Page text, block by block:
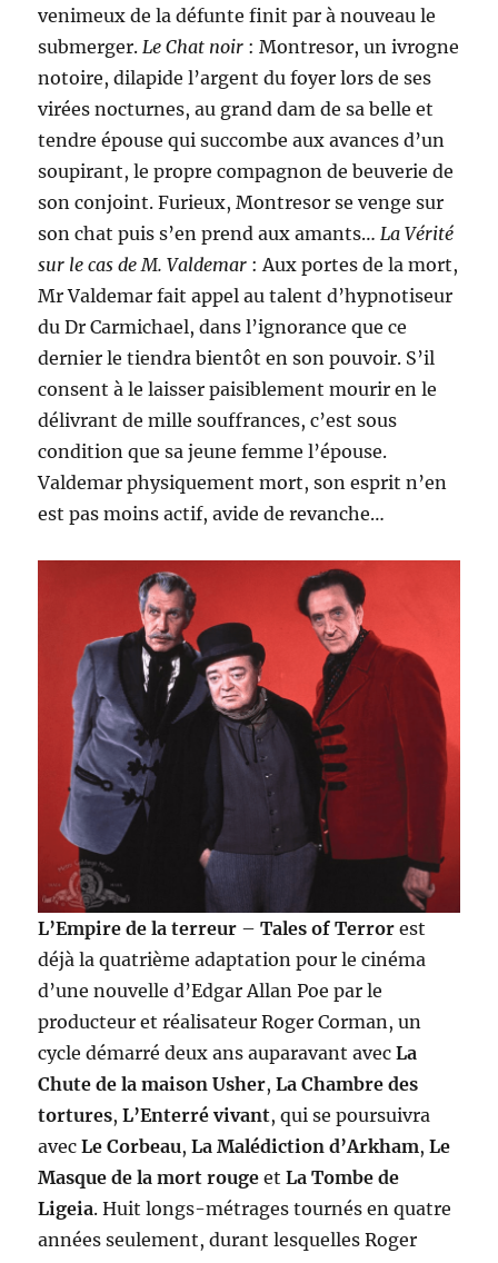
venimeux de la défunte finit par à nouveau le
submerger.Le Chat noir : Montresor, un ivrogne
notoire, dilapide l’argent du foyer lors de ses
virées nocturnes, au grand dam de sa belle et
tendre épouse qui succombe aux avances d’un
soupirant, le propre compagnon de beuverie de
son conjoint. Furieux, Montresor se venge sur
son chat puis s’en prend aux amants…La Vérité
sur le cas de M. Valdemar : Aux portes de la mort,
Mr Valdemar fait appel au talent d’hypnotiseur
du Dr Carmichael, dans l’ignorance que ce
dernier le tiendra bientôt en son pouvoir. S’il
consent à le laisser paisiblement mourir en le
délivrant de mille souffrances, c’est sous
condition que sa jeune femme l’épouse.
Valdemar physiquement mort, son esprit n’en
est pas moins actif, avide de revanche…
L’Empire de la terreur – Tales of Terrorest
déjà la quatrième adaptation pour le cinéma
d’une nouvelle d’Edgar Allan Poe par le
producteur et réalisateur Roger Corman, un
cycle démarré deux ans auparavant avecLa
Chute de la maison Usher,La Chambre des
tortures,L’Enterré vivant, qui se poursuivra
avecLe Corbeau,La Malédiction d’Arkham,Le
Masque de la mort rouge etLa Tombe de
Ligeia. Huit longs-métrages tournés en quatre
années seulement, durant lesquelles Roger